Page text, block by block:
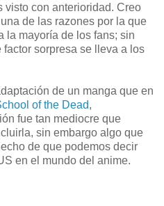
visto con anterioridad. Creo
de las razones por la que
la mayoría de los fans; sin
sorpresa se lleva a los
de un manga que en
of the Dead,
fue tan mediocre que
sin embargo algo que
de que podemos decir
en el mundo del anime.